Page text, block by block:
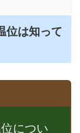
位は知って
につい